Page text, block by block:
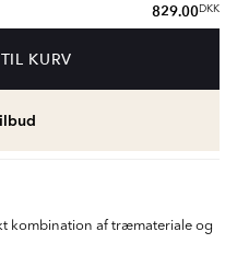
829.00DKK
KURV
kombination af træmateriale og